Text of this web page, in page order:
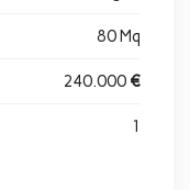
80 Mq
240.000 €
1